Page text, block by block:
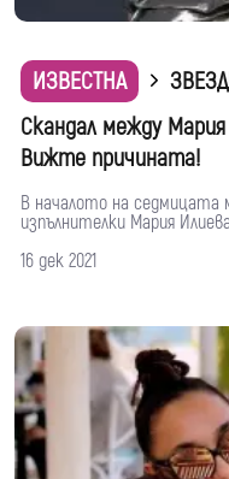
ИЗВЕСТНА
Скандал между
Вижте причината!
В началото на седмицата
изпълнителки Мария
16 дек 2021